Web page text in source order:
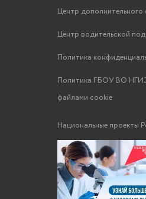
Центр дополнительного
Центр водительской
Политика
Политика ГБОУ ВО
файлами cookie
Национальные проекты